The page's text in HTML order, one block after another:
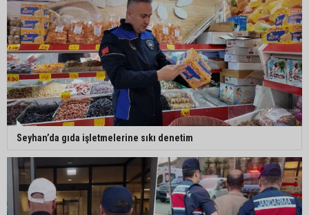
Ceyhan’da Necdet Sevinç Parkı’nda bakım
çalışması
Orhan Bayram’dan AK Parti’ye Yüreğir çıkışı:
“Bizim belediye meclis üyelerimize ne yaptınız?
Siz önce onu anlatın”
Seyhan’da gıda işletmelerine sıkı denetim